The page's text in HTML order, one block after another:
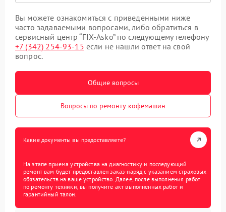
Вы можете ознакомиться с приведенными ниже
часто задаваемыми вопросами, либо обратиться в
сервисный центр “FIX-Asko” по следующему телефону
+7 (342) 254-93-15 если не нашли ответ на свой
вопрос.
Общие вопросы
Вопросы по ремонту кофемашин
Какие документы вы предоставляете?
На этапе приема устройства на диагностику и последующий
ремонт вам будет предоставлен заказ-наряд с указанием страховых
обязательств на ваше устройство. Далее, после выполнения работ
по ремонту техники, вы получите акт выполненных работ и
гарантийный талон.